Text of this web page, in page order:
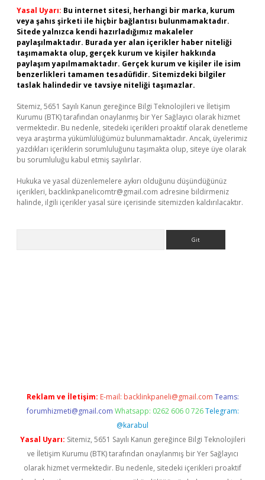
Yasal Uyarı: Bu internet sitesi, herhangi bir marka, kurum
veya şahıs şirketi ile hiçbir bağlantısı bulunmamaktadır.
Sitede yalnızca kendi hazırladığımız makaleler
paylaşılmaktadır. Burada yer alan içerikler haber niteliği
taşımamakta olup, gerçek kurum ve kişiler hakkında
paylaşım yapılmamaktadır. Gerçek kurum ve kişiler ile isim
benzerlikleri tamamen tesadüfidir. Sitemizdeki bilgiler
taslak halindedir ve tavsiye niteliği taşımazlar.
Sitemiz, 5651 Sayılı Kanun gereğince Bilgi Teknolojileri ve İletişim
Kurumu (BTK) tarafından onaylanmış bir Yer Sağlayıcı olarak hizmet
vermektedir. Bu nedenle, sitedeki içerikleri proaktif olarak denetleme
veya araştırma yükümlülüğümüz bulunmamaktadır. Ancak, üyelerimiz
yazdıkları içeriklerin sorumluluğunu taşımakta olup, siteye üye olarak
bu sorumluluğu kabul etmiş sayılırlar.
Hukuka ve yasal düzenlemelere aykırı olduğunu düşündüğünüz
içerikleri, backlinkpanelicomtr@gmail.com adresine bildirmeniz
halinde, ilgili içerikler yasal süre içerisinde sitemizden kaldırılacaktır.
Reklam ve İletişim: E-mail: backlinkpaneli@gmail.com Teams:
forumhizmeti@gmail.com Whatsapp: 0262 606 0 726 Telegram:
@karabul
Yasal Uyarı: Sitemiz, 5651 Sayılı Kanun gereğince Bilgi Teknolojileri
ve İletişim Kurumu (BTK) tarafından onaylanmış bir Yer Sağlayıcı
olarak hizmet vermektedir. Bu nedenle, sitedeki içerikleri proaktif